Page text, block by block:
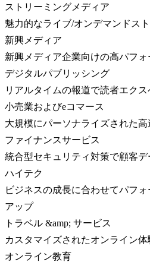
ストリーミングメディア
魅力的なライブ/オンデマンドス
新興メディア
新興メディア企業向けの高パフ
デジタルパブリッシング
リアルタイムの報道で読者エク
小売業およびeコマース
大規模にパーソナライズされた
ファイナンスサービス
統合型セキュリティ対策で顧客
ハイテク
ビジネスの成長に合わせてパフ
アップ
トラベル &amp; サービス
カスタマイズされたオンライン
オンライン教育